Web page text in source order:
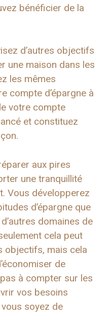
bénéficier de la
d’autres objectifs
une maison dans les
les mêmes
compte d’épargne à
votre compte
et constituez
aux pires
une tranquillité
Vous développerez
d’épargne que
domaines de
cela peut
objectifs, mais cela
de
pas à compter sur les
vos besoins
vous soyez de